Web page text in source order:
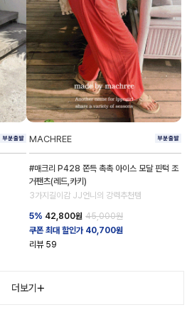
MACHREE
#매크리 P428 쫀득 촉촉 아이스 모달 핀턱 조
거팬츠(레드,카키)
3가지길이감 JJ언니의 강력추천템
5% 42,800원 45,000원
쿠폰 최대 할인가 40,700원
리뷰 59
더보기